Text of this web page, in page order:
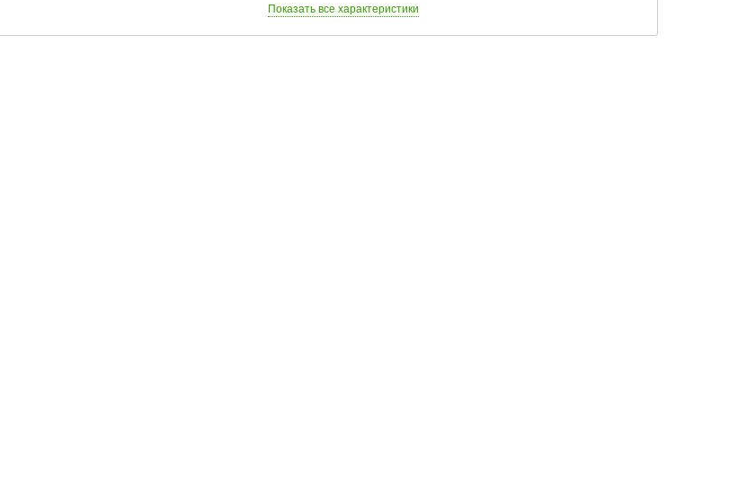
Показать все характеристики